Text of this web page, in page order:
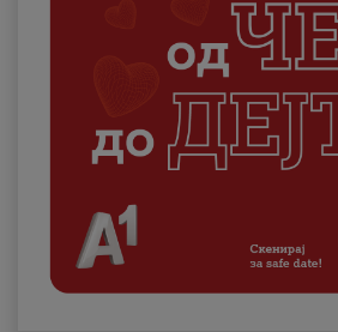
Деловни
Поддршка
Надополни кредит
Плати сметка